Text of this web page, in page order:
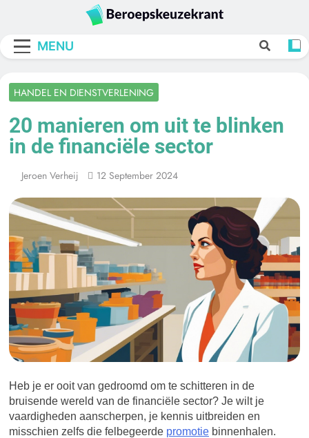
content MENU
HANDEL EN DIENSTVERLENING
20 manieren om uit te blinken
in de financiële sector
Jeroen Verheij 12 September 2024
Heb je er ooit van gedroomd om te schitteren in de
bruisende wereld van de financiële sector? Je wilt je
vaardigheden aanscherpen, je kennis uitbreiden en
misschien zelfs die felbegeerde promotie binnenhalen.